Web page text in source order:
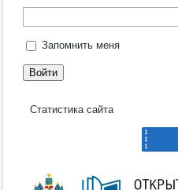
Запомнить меня
Войти
Статистика сайта